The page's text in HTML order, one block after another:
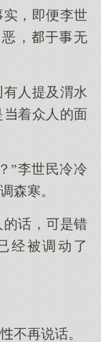
，即便李世
恶，无
人提及渭水
着众人的面
”李世民冷冷
森寒。
话，是错
经被调动了
再说话。